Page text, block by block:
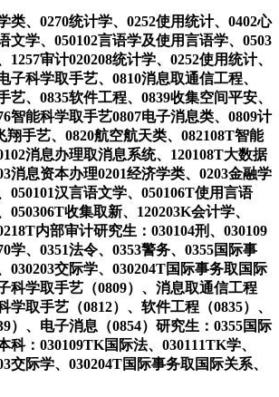
、0270统计学、0252使用统计、0402心
文学、050102言语学及使用言语学、0503
1257审计020208统计学、0252使用统计、
子科学取手艺、0810消息取通信工程、
艺、0835软件工程、0839收集空间平安、
智能科学取手艺0807电子消息类、0809计
翔手艺、0820航空航天类、082108T智能
消息办理取消息系统、120108T大数据
消息资本办理0201经济学类、0203金融学
050101汉言语文学、050106T使用言语
050306T收集取新、120203K会计学、
内部审计研究生：030104刑、030109
学、0351法令、0353警务、0355国际事
030203交际学、030204T国际事务取国际
科学取手艺（0809）、消息取通信工程
学取手艺（0812）、软件工程（0835）、
）、电子消息（0854）研究生：0355国际
科：030109TK国际法、030111TK学、
交际学、030204T国际事务取国际关系、